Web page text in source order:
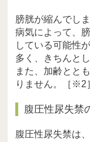
膀胱が縮んでし
病気によって、
している可能性
多く、きちんと
また、加齢とと
りません。［※2
腹圧性尿失禁
腹圧性尿失禁は